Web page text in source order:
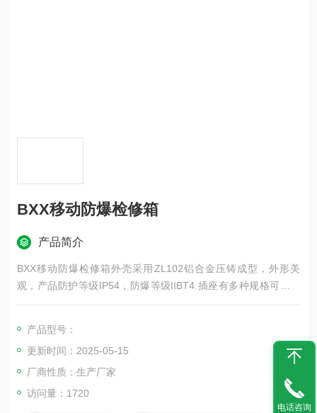
BXX移动防爆检修箱
产品简介
BXX移动防爆检修箱外壳采用ZL102铝合金压铸成型，外形美
观，产品防护等级IP54，防爆等级IIBT4.插座有多种规格可供客
户选择便于检修电源，同时可根据要求带有总开关及漏电保护。
让你满意的产品。
产品型号：
更新时间：2025-05-15
厂商性质：生产厂家
访问量：1720
电话咨询